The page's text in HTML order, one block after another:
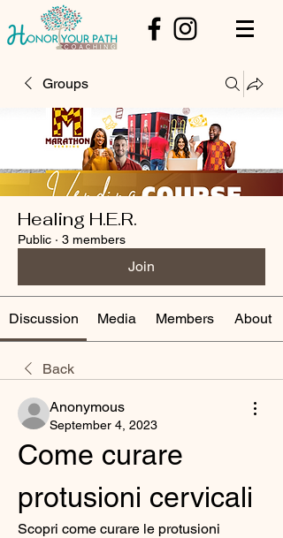
Groups
Healing H.E.R.
Public · 3 members
Join
Discussion Media Members About
Back
Anonymous
September 4, 2023
Come curare
protusioni cervicali
Scopri come curare le protusioni